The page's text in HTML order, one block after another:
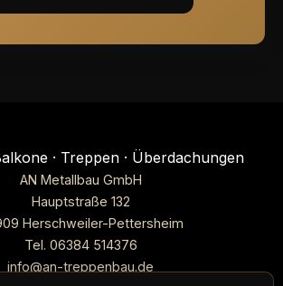
· Treppen · Überdachungen
AN Metallbau GmbH
Hauptstraße 132
Herschweiler-Pettersheim
Tel. 06384 514376
info@an-treppenbau.de